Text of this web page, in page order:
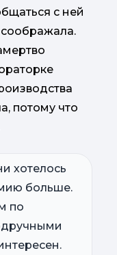
с ней
соображала.
потому что
хотелось
больше.
по